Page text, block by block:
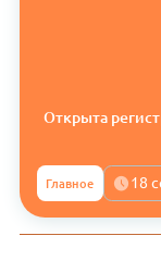
Открыта
Главное 18